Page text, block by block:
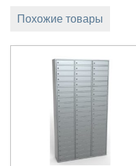
Похожие товары